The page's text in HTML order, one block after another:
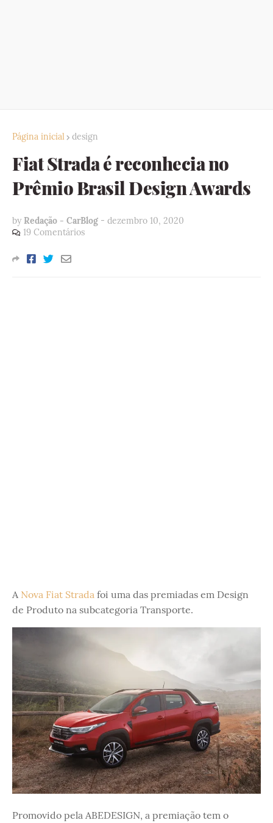
Página inicial design
Fiat Strada é reconhecia no
Prêmio Brasil Design Awards
by Redação - CarBlog - dezembro 10, 2020
19 Comentários
A Nova Fiat Strada foi uma das premiadas em Design
de Produto na subcategoria Transporte.
Promovido pela ABEDESIGN, a premiação tem o